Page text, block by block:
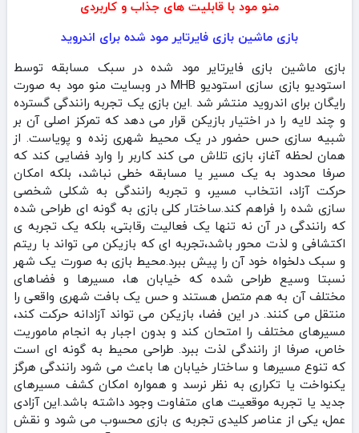
منو مود با قابلیت های جذاب و کاربردی
بازی ‏‏‏‏‏‏‏‏‏‏‏‏‏‏ماشین بازی ‏‏‏‏‏‏‏فایرتایر مود شده برای اندروید
بازی ‏‏‏‏‏‏‏‏‏‏‏‏‏‏ماشین بازی ‏‏‏‏‏‏‏فایرتایر مود شده در سبک مسابقه توسط
استودیو بازی سازی استودیو MHB در وبسایت منو مود به صورت
رایگان برای اندروید منتشر شد .این بازی یک تجربه‌ رانندگی گسترده
و چند لایه را در اختیار بازیکن قرار می‌ دهد که تمرکز اصلی آن بر
شبیه‌ سازی حس حضور در یک محیط شهری زنده و پویاست. از
همان لحظه‌ آغاز، بازی تلاش می‌ کند کاربر را وارد فضایی کند که
صرفا محدود به یک مسیر یا مسابقه‌ خطی نباشد، بلکه امکان
حرکت آزاد، انتخاب مسیر، و تجربه‌ رانندگی به شکلی شخصی‌
سازی‌ شده را فراهم کند.ساختار کلی بازی به‌ گونه‌ ای طراحی شده
که رانندگی در آن نه‌ تنها یک فعالیت رقابتی، بلکه یک تجربه‌ ی
اکتشافی و لذت‌ محور باشد،تجربه‌ ای که بازیکن می‌ تواند با ریتم
و سبک دلخواه خود آن را پیش ببرد.محیط بازی به‌ صورت یک شهر
نسبتا وسیع طراحی شده که خیابان‌ ها، مسیرها و فضاهای
مختلف آن به‌ هم متصل‌ هستند و حس یک بافت شهری واقعی را
منتقل می‌ کنند. در این فضا، بازیکن می‌ تواند آزادانه حرکت کند،
مسیرهای مختلف را امتحان کند و بدون اجبار به انجام ماموریت
خاص، صرفا از رانندگی لذت ببرد. طراحی محیط به‌ گونه‌ ای است
که تنوع مسیرها و ساختار خیابان‌ ها باعث می‌ شود رانندگی هرگز
یکنواخت یا تکراری به نظر نرسد و همواره امکان کشف مسیرهای
جدید یا تجربه‌ موقعیت‌ های متفاوت وجود داشته باشد.این آزادی
عمل، یکی از عناصر کلیدی تجربه‌ ی بازی محسوب می‌ شود و نقش